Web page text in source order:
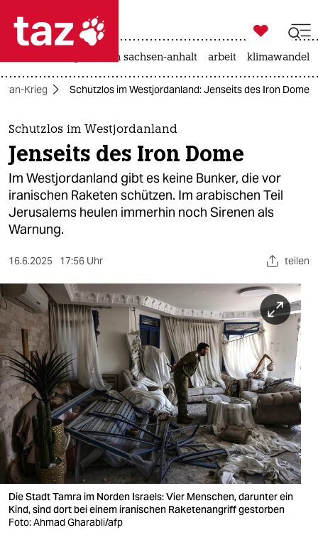
 taz zahl ich
taz zahl ich
themen
politik
öko
gesellschaft
kultur
sport
berlin
nord
wahrheit
verlag
verlag
veranstaltungen
shop
fragen & hilfe

taz zahl ich
landtagswahl in sachsen-anhalt arbeit klimawandel
Iran-Krieg Schutzlos im Westjordanland: Jenseits des Iron Dome
Schutzlos im Westjordanland
Jenseits des Iron Dome
Im Westjordanland gibt es keine Bunker, die vor
iranischen Raketen schützen. Im arabischen Teil
Jerusalems heulen immerhin noch Sirenen als
Warnung.
16.6.2025 17:56 Uhr teilen
Die Stadt Tamra im Norden Israels: Vier Menschen, darunter ein
Kind, sind dort bei einem iranischen Raketenangriff gestorben
Foto: Ahmad Gharabli/afp